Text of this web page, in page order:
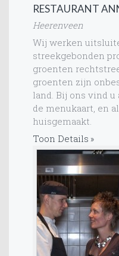
RESTAURANT
Heerenveen
Wij werken
streekgebonden
groenten
groenten zijn
land. Bij ons vind
de menukaart, en
huisgemaakt.
Toon Details